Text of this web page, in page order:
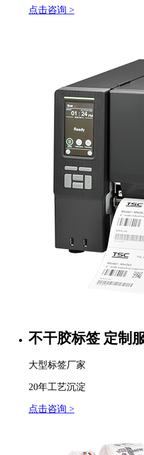
点击咨询 >
不干胶标签 定制
大型标签厂家
20年工艺沉淀
点击咨询 >